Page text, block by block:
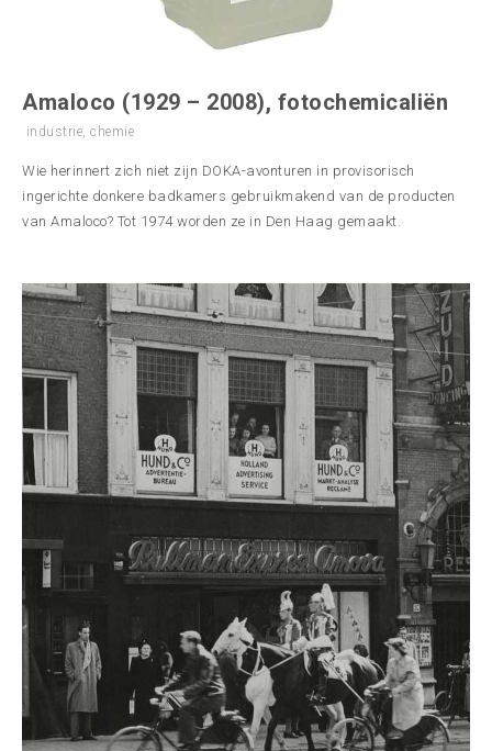
Amaloco (1929 – 2008), fotochemicaliën
industrie, chemie
Wie herinnert zich niet zijn DOKA-avonturen in provisorisch
ingerichte donkere badkamers gebruikmakend van de producten
van Amaloco? Tot 1974 worden ze in Den Haag gemaakt.